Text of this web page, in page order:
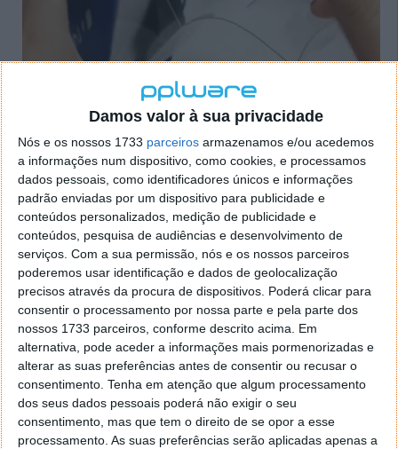
Damos valor à sua privacidade
Nós e os nossos 1733 parceiros armazenamos e/ou acedemos
a informações num dispositivo, como cookies, e processamos
dados pessoais, como identificadores únicos e informações
padrão enviadas por um dispositivo para publicidade e
conteúdos personalizados, medição de publicidade e
conteúdos, pesquisa de audiências e desenvolvimento de
serviços. Com a sua permissão, nós e os nossos parceiros
poderemos usar identificação e dados de geolocalização
precisos através da procura de dispositivos. Poderá clicar para
consentir o processamento por nossa parte e pela parte dos
nossos 1733 parceiros, conforme descrito acima. Em
alternativa, pode aceder a informações mais pormenorizadas e
alterar as suas preferências antes de consentir ou recusar o
consentimento. Tenha em atenção que algum processamento
dos seus dados pessoais poderá não exigir o seu
consentimento, mas que tem o direito de se opor a esse
processamento. As suas preferências serão aplicadas apenas a
Configurações iniciais
Como qualquer wearable é necessário que haja uma
interacção com um dispositivo móvel. Como tal, a
Runtastic disponibiliza uma aplicação dedicada aos
seus wearables, a Runtastic Me, uma aplicação
gratuita e disponível para Android, iOS e Windows.